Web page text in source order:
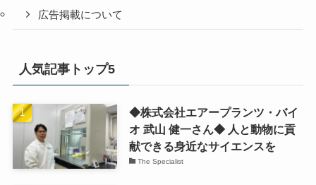
広告掲載について
人気記事トップ5
◆株式会社エアープランツ・バイ
オ 武山 健一さん◆ 人と動物に貢
献できる身近なサイエンスを
The Specialist